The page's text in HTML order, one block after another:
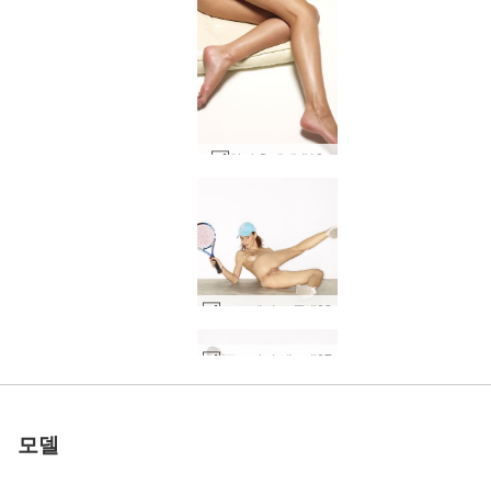
안나 S 베개 #16
로즈 테니스 공 #68
로즈 바디 데코 #67
타니아 스튜디오 누드 #38
Stasha 극단적인 누드 #63
에 카메라 페티쉬 #59
세계 1위 에로틱 사이트
로 평가됨
우리와 함께하세
요
니콜라 알몸 #46
개비 요리법 #39
안나 S 베개 #28
멜린다 소개 #64Anna S 크리스마스 반짝이 #58
눈을 가린 개비 #5
세계 1위 에로틱 사이트
로 평가됨
우리와 함께하세
요
멜린다 소개 #44멜린다 침대 스프레드 #21
테레자 바디 락 #71
실비 노메이크업 올내추럴 #81
Anna S 크리스마스 반짝이 #46
멜린다 소개 #52
세계 1위 에로틱 사이트
로 평가됨
우리와 함께하세
요
우뚝 서 있는 스타샤 #44
개비 가터 #68
멜린다 소개 #80아이야 여성의 힘 #15
Emma M 마법의 누드 #21
아이야 여성의 힘 #59
Stasha 극단적인 누드 #83
타니아 스튜디오 누드 #26
테레자 후드 장식 #34
카프리스 슈퍼모델 #41
세계 1위 에로틱 사이트
로 평가됨
우리와 함께하세
요
안야 꽉 톤 #37Anna S 브라질 비키니 #56아이야 여성의 힘 #43
Dominika C 실버 비키니 #22
도미니카 C 온 디스플레이 #44
우뚝 서 있는 스타샤 #36
세계 1위 에로틱 사이트
로 평가됨
우리와 함께하세
요
신디 자연 누드 #11
우뚝 서 있는 스타샤 #8Emma M 린 사랑 #28
실비 총 #22
미야 애슬레틱 #60
빅토리아 R 핫 쇼츠 #49
세계 1위 에로틱 사이트
로 평가됨
우리와 함께하세
요
Teti 관능적 인 누드 #41
모델